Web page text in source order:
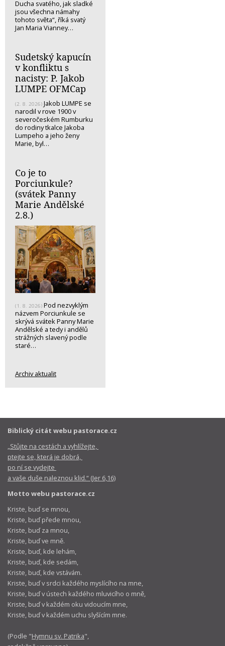
Ducha svatého, jak sladké
jsou všechna námahy
tohoto světa“, říká svatý
Jan Maria Vianney…
Sudetský kapucín
v konfliktu s
nacisty: P. Jakob
LUMPE OFMCap
(2. 8. 2026) Jakob LUMPE se
narodil v rove 1900 v
severočeském Rumburku
do rodiny tkalce Jakoba
Lumpeho a jeho ženy
Marie, byl…
Co je to
Porciunkule?
(svátek Panny
Marie Andělské
2.8.)
(1. 8. 2026) Pod nezvyklým
názvem Porciunkule se
skrývá svátek Panny Marie
Andělské a tedy i andělů
strážných slavený podle
staré…
Archiv aktualit
Biblický citát webu pastorace.cz
„Stůjte na cestách a vyhlížejte,
ptejte se, která je dobrá,
po ní se vydejte
a vaše duše naleznou klid.“ (Jer 6,16)
Motto webu pastorace.cz
Kriste, buď se mnou,
Kriste, buď přede mnou,
Kriste, buď za mnou,
Kriste, buď ve mně.
Kriste, buď, kde lehám,
Kriste, buď, kde sedám,
Kriste, buď, kde vstávám.
Kriste, buď v srdci každého myslícího na mne,
Kriste, buď v ústech každého mluvicího o mně,
Kriste, buď v každém oku vidoucím mne,
Kriste, buď v každém uchu slyšícím mne.
(Podle "Hymnu sv. Patrika",